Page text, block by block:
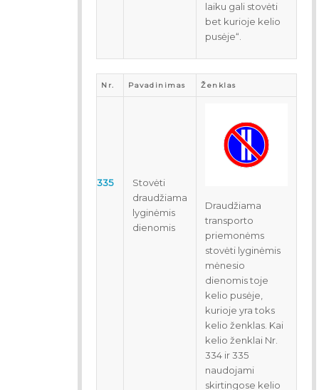
laiku gali stovėti
bet kurioje kelio
pusėje“.
Nr. Pavadinimas Ženklas
335
Stovėti
draudžiama
lyginėmis
dienomis
Draudžiama
transporto
priemonėms
stovėti lyginėmis
mėnesio
dienomis toje
kelio pusėje,
kurioje yra toks
kelio ženklas. Kai
kelio ženklai Nr.
334 ir 335
naudojami
skirtingose kelio